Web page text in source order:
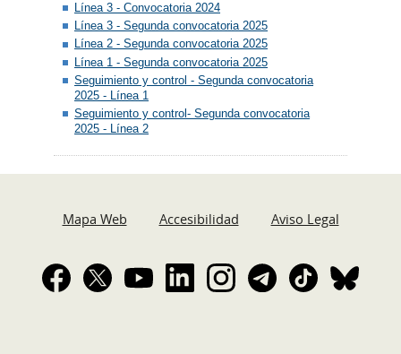
Línea 3 - Convocatoria 2024
Línea 3 - Segunda convocatoria 2025
Línea 2 - Segunda convocatoria 2025
Línea 1 - Segunda convocatoria 2025
Seguimiento y control - Segunda convocatoria
2025 - Línea 1
Seguimiento y control- Segunda convocatoria
2025 - Línea 2
Mapa Web Accesibilidad Aviso Legal